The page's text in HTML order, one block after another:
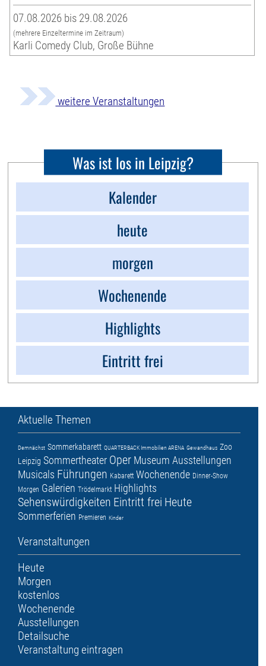
07.08.2026 bis 29.08.2026
(mehrere Einzeltermine im Zeitraum)
Karli Comedy Club, Große Bühne
weitere Veranstaltungen
Was ist los in Leipzig?
Kalender
heute
morgen
Wochenende
Highlights
Eintritt frei
Aktuelle Themen
Demnächst Sommerkabarett QUARTERBACK Immobilien ARENA Gewandhaus Zoo
Leipzig Sommertheater Oper Museum Ausstellungen
Musicals Führungen Kabarett Wochenende Dinner-Show
Morgen Galerien Trödelmarkt Highlights
Sehenswürdigkeiten Eintritt frei Heute
Sommerferien Premieren Kinder
Veranstaltungen
Heute
Morgen
kostenlos
Wochenende
Ausstellungen
Detailsuche
Veranstaltung eintragen